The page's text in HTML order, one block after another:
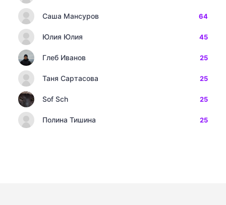
Саша Мансуров 64
Юлия Юлия 45
Глеб Иванов 25
Таня Сартасова 25
Sof Sch 25
Полина Тишина 25